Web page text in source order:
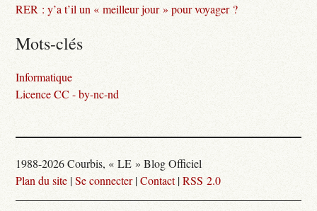
RER : y’a t’il un « meilleur jour » pour voyager ?
Mots-clés
Informatique
Licence CC - by-nc-nd
1988-2026 Courbis, « LE » Blog Officiel
Plan du site |Se connecter|Contact|RSS 2.0